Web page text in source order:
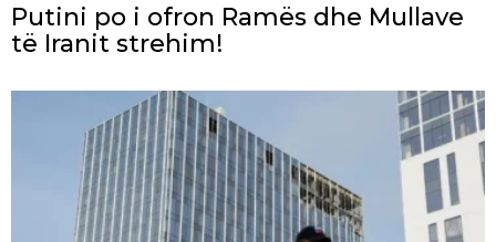
Putini po i ofron Ramës dhe Mullave
të Iranit strehim!